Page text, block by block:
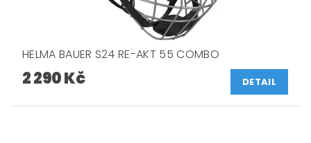
HELMA BAUER S24 RE-AKT 55 COMBO
2 290 Kč DETAIL